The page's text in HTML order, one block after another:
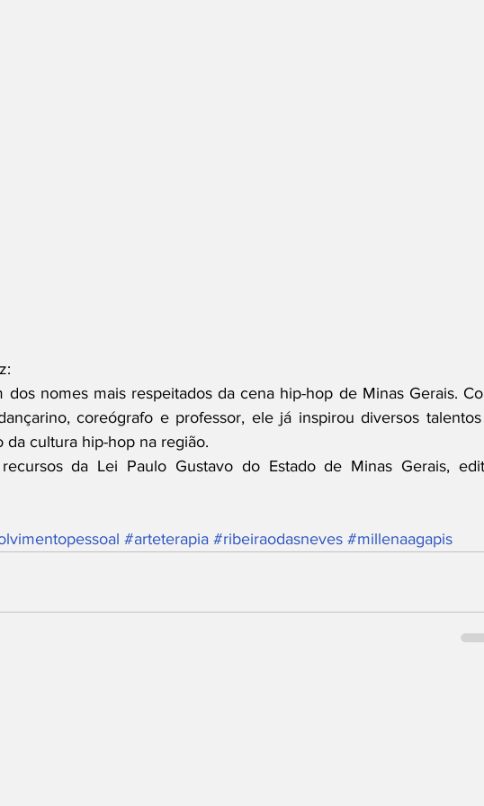
nomes mais respeitados da cena hip-hop de Minas Gerais.
coreógrafo e professor, ele já inspirou diversos
da cultura hip-hop na região.
da Lei Paulo Gustavo do Estado de Minas Gerais,
#arteterapia #ribeiraodasneves #millenaagapis